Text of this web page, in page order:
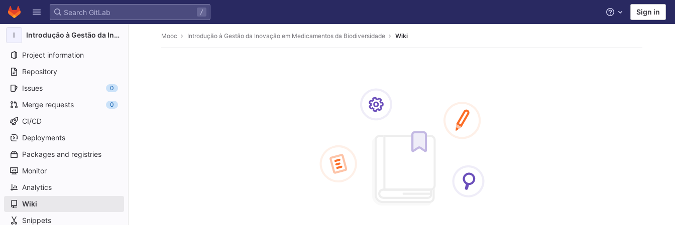
Skip to content
GitLab
/ Help Sign in
I Introdução à Gestão da Inovação em Medicamentos da Biodiversidade
Project information
Repository
Issues
0
Merge requests 0
CI/CD
Deployments
Packages and registries
Monitor
Analytics
Wiki
Snippets
Mooc Introdução à Gestão da Inovação em Medicamentos da Biodiversidade Wiki